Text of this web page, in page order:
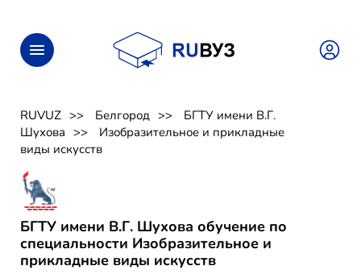
RUVUZ Белгород
БГТУ имени В.Г.
Шухова
Изобразительное и прикладные
виды искусств
БГТУ имени В.Г. Шухова обучение по
специальности Изобразительное и
прикладные виды искусств